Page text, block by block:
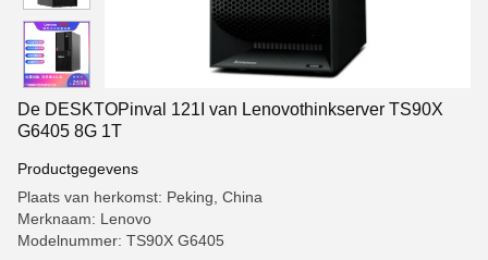
De DESKTOPinval 121I van Lenovothinkserver TS90X
G6405 8G 1T
Productgegevens
Plaats van herkomst: Peking, China
Merknaam: Lenovo
Modelnummer: TS90X G6405